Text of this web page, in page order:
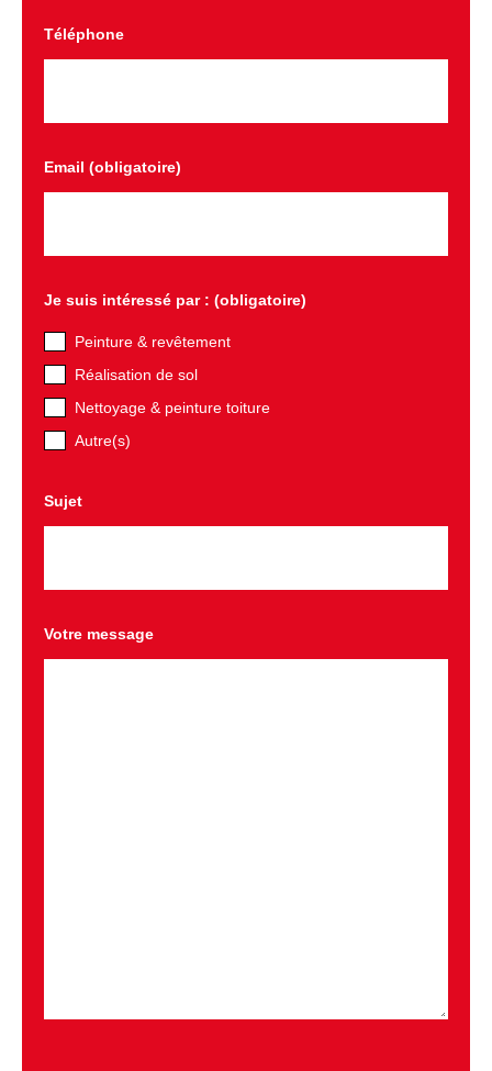
Téléphone
Email (obligatoire)
Je suis intéressé par : (obligatoire)
Peinture & revêtement
Réalisation de sol
Nettoyage & peinture toiture
Autre(s)
Sujet
Votre message